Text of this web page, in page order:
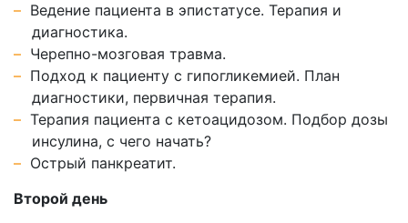
Ведение пациента в эпистатусе. Терапия и
диагностика.
Черепно-мозговая травма.
Подход к пациенту с гипогликемией. План
диагностики, первичная терапия.
Терапия пациента с кетоацидозом. Подбор дозы
инсулина, с чего начать?
Острый панкреатит.
Второй день